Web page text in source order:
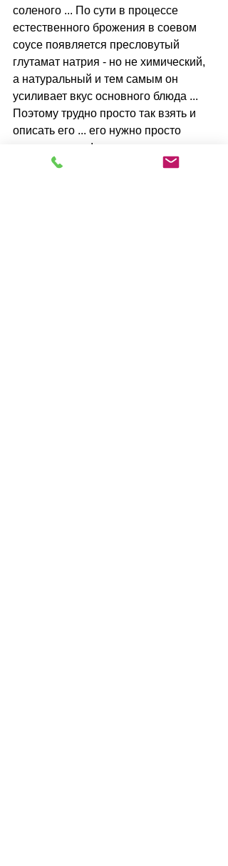
соленого ... По сути в процессе
естественного брожения в соевом
соусе появляется пресловутый
глутамат натрия - но не химический,
а натуральный и тем самым он
усиливает вкус основного блюда ...
Поэтому трудно просто так взять и
описать его ... его нужно просто
почувствовать!